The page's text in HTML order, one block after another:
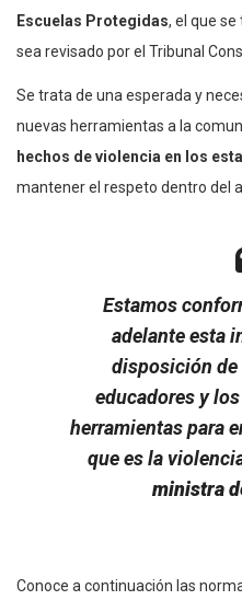
Escuelas Protegidas, el que
sea revisado por el Tribunal
Se trata de una esperada y
nuevas herramientas a la
hechos de violencia en los
mantener el respeto dentro del
Estamos
adelante esta
disposición
educadores y
herramientas para
que es la
ministra
Conoce a continuación las